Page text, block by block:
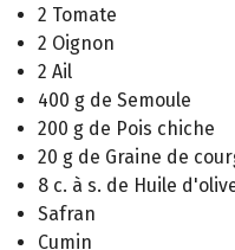
2 Tomate
2 Oignon
2 Ail
400 g de Semoule
200 g de Pois chiche
20 g de Graine de
8 c. à s. de Huile
Safran
Cumin